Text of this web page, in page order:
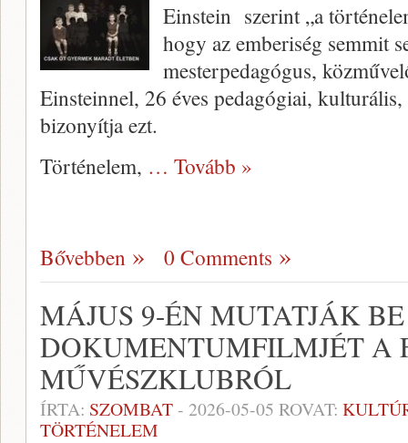
Einstein szerint „a
hogy az emberiség semmit
mesterpedagógus,
Einsteinnel, 26 éves pedagógiai,
bizonyítja ezt.
Történelem, … Tovább »
Bővebben 0 Comments
MÁJUS 9-ÉN MUTATJÁK
DOKUMENTUMFILMJÉT A
MŰVÉSZKLUBRÓL
ÍRTA: SZOMBAT- 2026-05-05 ROVAT:
TÖRTÉNELEM